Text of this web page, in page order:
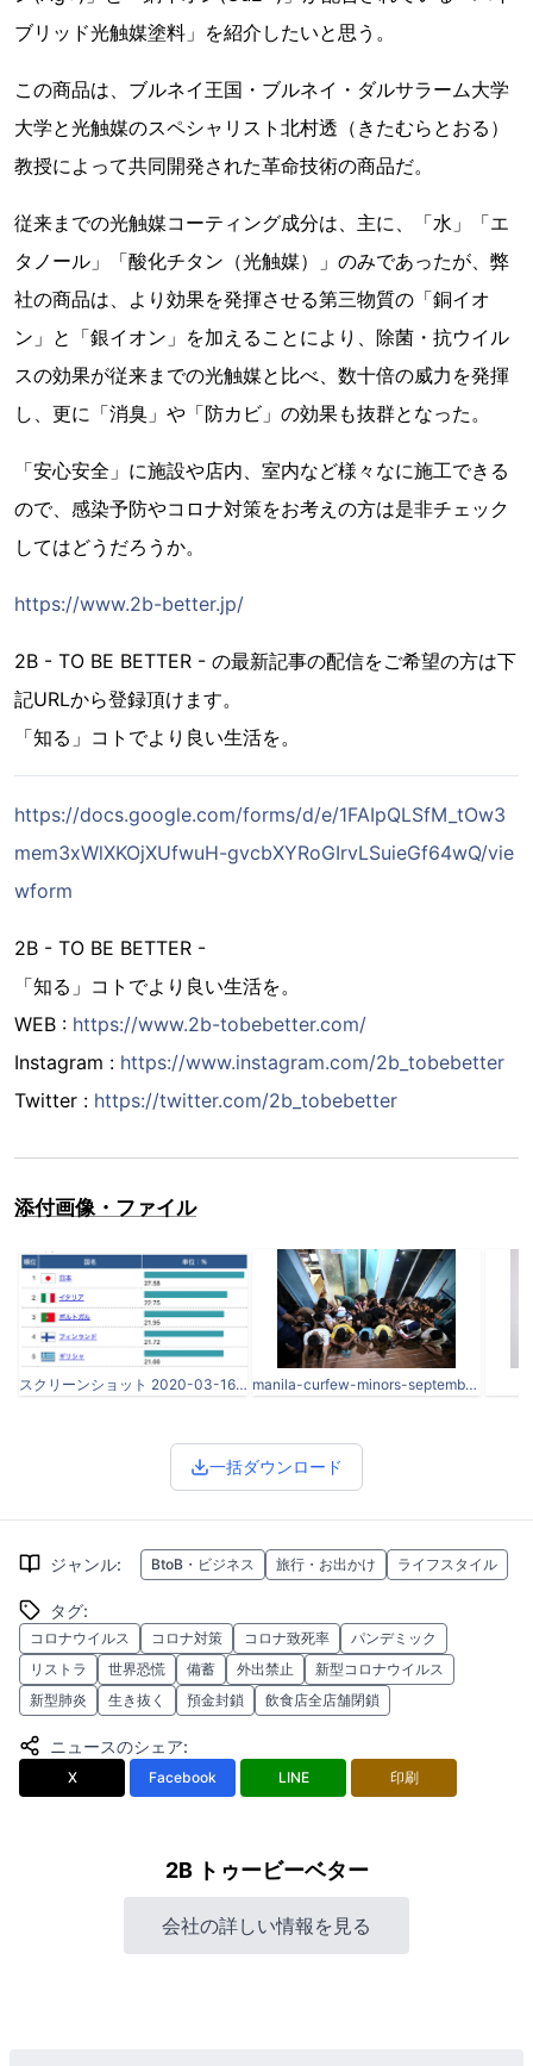
ブリッド光触媒塗料」を紹介したいと思う。
この商品は、ブルネイ王国・ブルネイ・ダルサラーム大学
大学と光触媒のスペシャリスト北村透（きたむらとおる）
教授によって共同開発された革命技術の商品だ。
従来までの光触媒コーティング成分は、主に、「水」「エ
タノール」「酸化チタン（光触媒）」のみであったが、弊
社の商品は、より効果を発揮させる第三物質の「銅イオ
ン」と「銀イオン」を加えることにより、除菌・抗ウイル
スの効果が従来までの光触媒と比べ、数十倍の威力を発揮
し、更に「消臭」や「防カビ」の効果も抜群となった。
「安心安全」に施設や店内、室内など様々なに施工できる
ので、感染予防やコロナ対策をお考えの方は是非チェック
してはどうだろうか。
https://www.2b-better.jp/
2B - TO BE BETTER - の最新記事の配信をご希望の方は下
記URLから登録頂けます。
「知る」コトでより良い生活を。
https://docs.google.com/forms/d/e/1FAIpQLSfM_tOw3
mem3xWlXKOjXUfwuH-gvcbXYRoGIrvLSuieGf64wQ/vie
wform
2B - TO BE BETTER -
「知る」コトでより良い生活を。
WEB : https://www.2b-tobebetter.com/
Instagram : https://www.instagram.com/2b_tobebetter
Twitter : https://twitter.com/2b_tobebetter
添付画像・ファイル
スクリーンショット 2020-03-16 22.51.42.png manila-curfew-minors-september-3-2019-003.jpg
一括ダウンロード
ジャンル: BtoB・ビジネス 旅行・お出かけ ライフスタイル
タグ:
コロナウイルス コロナ対策 コロナ致死率
パンデミック
リストラ
世界恐慌 備蓄 外出禁止
新型コロナウイルス
新型肺炎
生き抜く 預金封鎖 飲食店全店舗閉鎖
ニュースのシェア:
X Facebook LINE 印刷
2B トゥービーベター
会社の詳しい情報を見る